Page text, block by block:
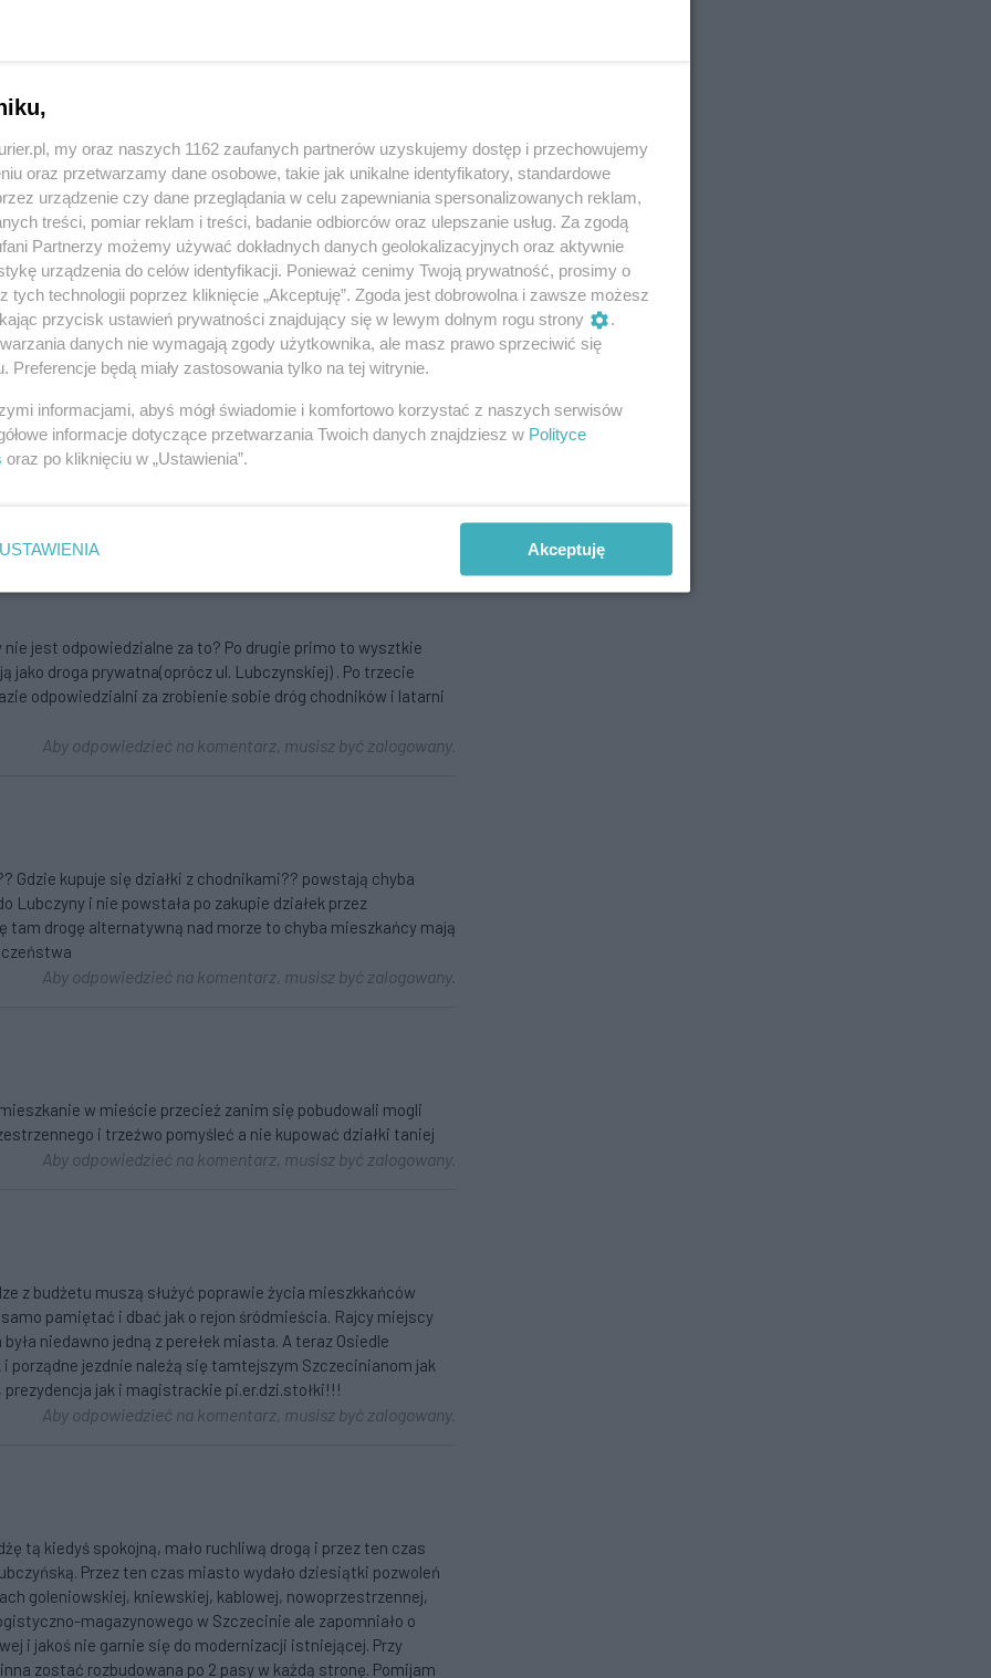
Krzyżówka jest w obrębie miasta Szczecin, właścicielem
dojazdowa do osiedla Kasztanowego, które należy do Sz-na i
centrum magazynowo-logistycznego w Szczecinie
za krzyżówką. Kilka lat temu Gmina Goleniów wykonała
w Wiejską na odcinku od Załom krzyżówka do Pucice
chodniki i nowe oświetlenie. Niestety w wyniku wyznaczenia
ruchu, stan nawierzchni ulega drastycznemu
Rzęśnica i zamknięcie ruchu dwu kierunkowego na ul.
spowodowało, że największy ruch pojazdów odbywa się
Aby odpowiedzieć na komentarz, musisz być zalogowany.
były pola i łąki. Wybudowali się w polu, to zrobią sobie
nie jest odpowiedzialne za to? Po drugie primo to wysztkie
jako droga prywatna(oprócz ul. Lubczynskiej) . Po trzecie
odpowiedzialni za zrobienie sobie dróg chodników i latarni
Aby odpowiedzieć na komentarz, musisz być zalogowany.
Gdzie kupuje się działki z chodnikami?? powstają chyba
Lubczyny i nie powstała po zakupie działek przez
drogę alternatywną nad morze to chyba mieszkańcy mają
Aby odpowiedzieć na komentarz, musisz być zalogowany.
w mieście przecież zanim się pobudowali mogli
i trzeźwo pomyśleć a nie kupować działki taniej
Aby odpowiedzieć na komentarz, musisz być zalogowany.
z budżetu muszą służyć poprawie życia mieszkkańców
pamiętać i dbać jak o rejon śródmieścia. Rajcy miejscy
niedawno jedną z perełek miasta. A teraz Osiedle
porządne jezdnie należą się tamtejszym Szczecinianom jak
jak i magistrackie pi.er.dzi.stołki!!!
Aby odpowiedzieć na komentarz, musisz być zalogowany.
tą kiedyś spokojną, mało ruchliwą drogą i przez ten czas
Przez ten czas miasto wydało dziesiątki pozwoleń
goleniowskiej, kniewskiej, kablowej, nowoprzestrzennej,
magazynowego w Szczecinie ale zapomniało o
i jakoś nie garnie się do modernizacji istniejącej. Przy
zostać rozbudowana po 2 pasy w każdą stronę. Pomijam
my oraz naszych 1162 zaufanych partnerów uzyskujemy dostęp i przechowujemy
oraz przetwarzamy dane osobowe, takie jak unikalne identyfikatory, standardowe
urządzenie czy dane przeglądania w celu zapewniania spersonalizowanych reklam,
treści, pomiar reklam i treści, badanie odbiorców oraz ulepszanie usług. Za zgodą
Partnerzy możemy używać dokładnych danych geolokalizacyjnych oraz aktywnie
urządzenia do celów identyfikacji. Ponieważ cenimy Twoją prywatność, prosimy o
tych technologii poprzez kliknięcie „Akceptuję”. Zgoda jest dobrowolna i zawsze możesz
przycisk ustawień prywatności znajdujący się w lewym dolnym rogu strony
.
danych nie wymagają zgody użytkownika, ale masz prawo sprzeciwić się
Preferencje będą miały zastosowania tylko na tej witrynie.
informacjami, abyś mógł świadomie i komfortowo korzystać z naszych serwisów
informacje dotyczące przetwarzania Twoich danych znajdziesz w Polityce
oraz po kliknięciu w „Ustawienia”.
USTAWIENIA Akceptuję